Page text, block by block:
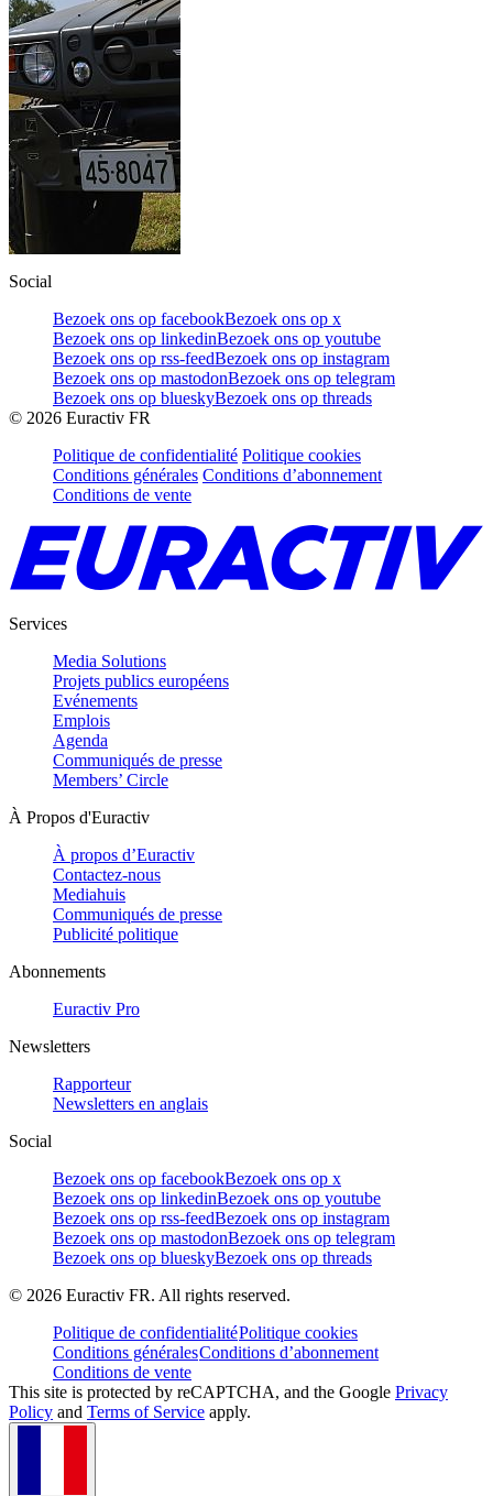
Social
Bezoek ons op facebookBezoek ons op x
Bezoek ons op linkedinBezoek ons op youtube
Bezoek ons op rss-feedBezoek ons op instagram
Bezoek ons op mastodonBezoek ons op telegram
Bezoek ons op blueskyBezoek ons op threads
© 2026 Euractiv FR
Politique de confidentialité Politique cookies
Conditions générales Conditions d’abonnement
Conditions de vente
Services
Media Solutions
Projets publics européens
Evénements
Emplois
Agenda
Communiqués de presse
Members’ Circle
À Propos d'Euractiv
À propos d’Euractiv
Contactez-nous
Mediahuis
Communiqués de presse
Publicité politique
Abonnements
Euractiv Pro
Newsletters
Rapporteur
Newsletters en anglais
Social
Bezoek ons op facebookBezoek ons op x
Bezoek ons op linkedinBezoek ons op youtube
Bezoek ons op rss-feedBezoek ons op instagram
Bezoek ons op mastodonBezoek ons op telegram
Bezoek ons op blueskyBezoek ons op threads
© 2026 Euractiv FR. All rights reserved.
Politique de confidentialitéPolitique cookies
Conditions généralesConditions d’abonnement
Conditions de vente
This site is protected by reCAPTCHA, and the Google Privacy
Policy and Terms of Service apply.